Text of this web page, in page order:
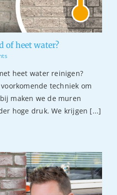
of heet water?
heet water reinigen?
techniek om
maken we de muren
hoge druk. We krijgen [...]